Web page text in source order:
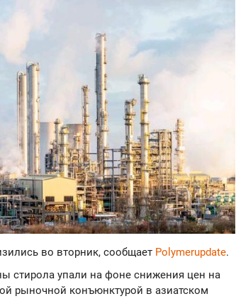
во вторник, сообщает Polymerupdate.
стирола упали на фоне снижения цен на
рыночной конъюнктурой в азиатском